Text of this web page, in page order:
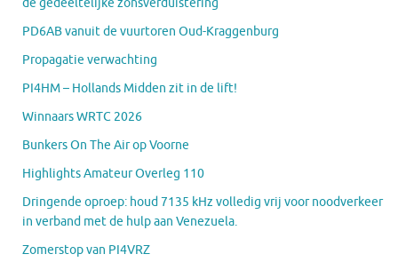
de gedeeltelijke zonsverduistering
PD6AB vanuit de vuurtoren Oud-Kraggenburg
Propagatie verwachting
PI4HM – Hollands Midden zit in de lift!
Winnaars WRTC 2026
Bunkers On The Air op Voorne
Highlights Amateur Overleg 110
Dringende oproep: houd 7135 kHz volledig vrij voor noodverkeer
in verband met de hulp aan Venezuela.
Zomerstop van PI4VRZ